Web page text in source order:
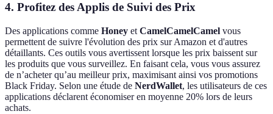
4. Profitez des Applis de Suivi des Prix
Des applications comme Honey et CamelCamelCamel vous
permettent de suivre l'évolution des prix sur Amazon et d'autres
détaillants. Ces outils vous avertissent lorsque les prix baissent sur
les produits que vous surveillez. En faisant cela, vous vous assurez
de n’acheter qu’au meilleur prix, maximisant ainsi vos promotions
Black Friday. Selon une étude de NerdWallet, les utilisateurs de ces
applications déclarent économiser en moyenne 20% lors de leurs
achats.